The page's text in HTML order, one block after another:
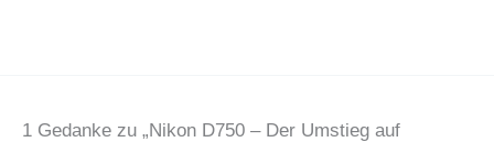
1 Gedanke zu „Nikon D750 – Der Umstieg auf